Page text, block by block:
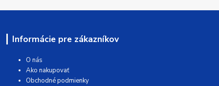
Informácie pre zákazníkov
O nás
Ako nakupovať
Obchodné podmienky